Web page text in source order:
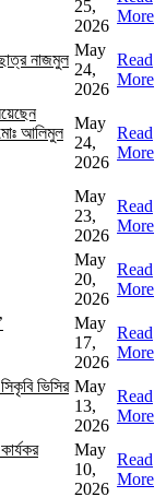
25,
2026
More
নাজমুল
May
24,
2026
Read
More
আলিমুল
May
24,
2026
Read
More
May
23,
2026
Read
More
May
20,
2026
Read
More
May
17,
2026
Read
More
ভিসির May
13,
2026
Read
More
May
10,
2026
Read
More